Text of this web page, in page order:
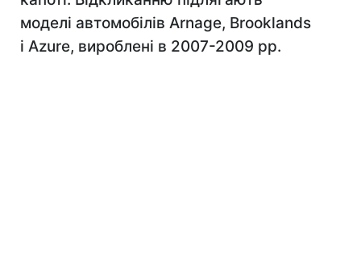
моделі автомобілів Arnage, Brooklands
і Azure, вироблені в 2007-2009 рр.